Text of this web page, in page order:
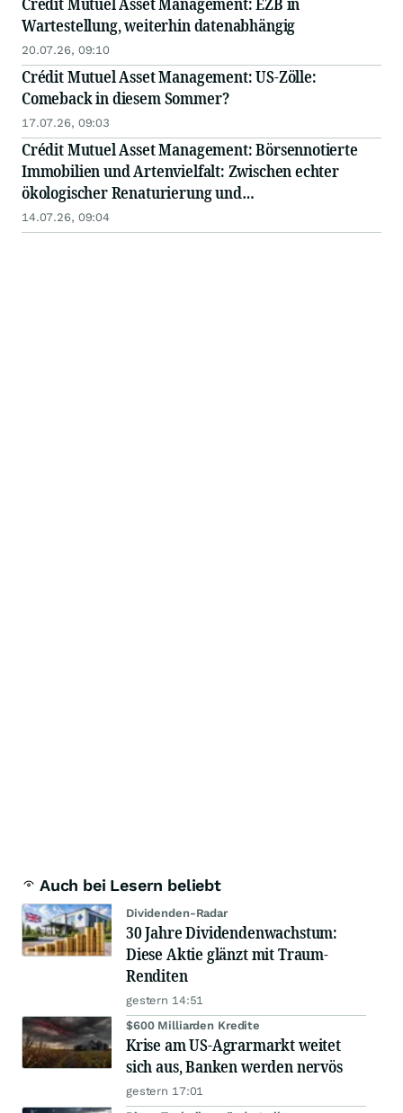
Wartestellung, weiterhin datenabhängig
20.07.26, 09:10
Crédit Mutuel Asset Management: US-Zölle:
Comeback in diesem Sommer?
17.07.26, 09:03
Crédit Mutuel Asset Management: Börsennotierte
Immobilien und Artenvielfalt: Zwischen echter
ökologischer Renaturierung und
„Biodiversitätsfassade“
14.07.26, 09:04
Auch bei Lesern beliebt
Dividenden-Radar
30 Jahre Dividendenwachstum:
Diese Aktie glänzt mit Traum-
Renditen
gestern 14:51
$600 Milliarden Kredite
Krise am US-Agrarmarkt weitet
sich aus, Banken werden nervös
gestern 17:01